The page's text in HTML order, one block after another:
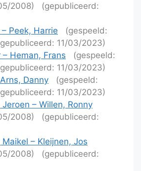
2008)
(gepubliceerd:
Peek, Harrie
(gespeeld:
11/03/2023)
Heman, Frans
(gespeeld:
11/03/2023)
Danny
(gespeeld:
11/03/2023)
– Willen, Ronny
2008)
(gepubliceerd:
– Kleijnen, Jos
2008)
(gepubliceerd: